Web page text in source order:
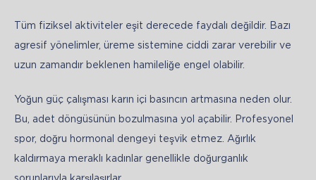
Tüm fiziksel aktiviteler eşit derecede faydalı değildir. Bazı
agresif yönelimler, üreme sistemine ciddi zarar verebilir ve
uzun zamandır beklenen hamileliğe engel olabilir.
Yoğun güç çalışması karın içi basıncın artmasına neden olur.
Bu, adet döngüsünün bozulmasına yol açabilir. Profesyonel
spor, doğru hormonal dengeyi teşvik etmez. Ağırlık
kaldırmaya meraklı kadınlar genellikle doğurganlık